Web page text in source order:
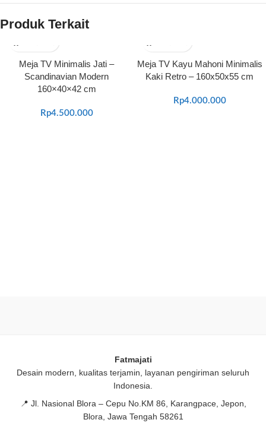
Produk Terkait
Meja TV Minimalis Jati –
Scandinavian Modern
160×40×42 cm
Rp4.500.000
Meja TV Kayu Mahoni Minimalis
Kaki Retro – 160x50x55 cm
Rp4.000.000
Fatmajati
Desain modern, kualitas terjamin, layanan pengiriman seluruh
Indonesia.
📍 Jl. Nasional Blora – Cepu No.KM 86, Karangpace, Jepon,
Blora, Jawa Tengah 58261